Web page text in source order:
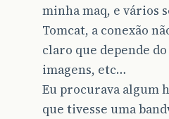
minha maq, e vários
Tomcat, a conexão
claro que depende
imagens, etc…
Eu procurava algum
que tivesse uma